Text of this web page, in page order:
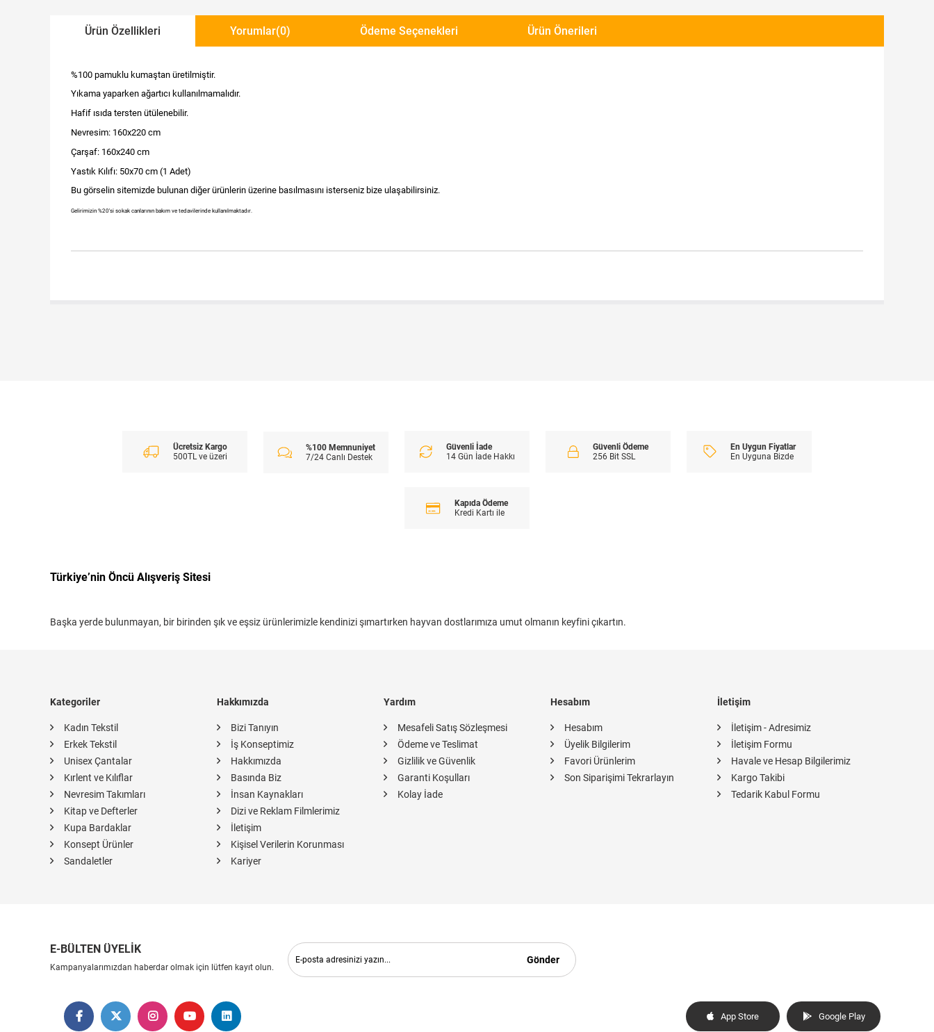
Ürün Özellikleri Yorumlar(0) Ödeme Seçenekleri Ürün Önerileri
%100 pamuklu kumaştan üretilmiştir.
Yıkama yaparken ağartıcı kullanılmamalıdır.
Hafif ısıda tersten ütülenebilir.
Nevresim: 160x220 cm
Çarşaf: 160x240 cm
Yastık Kılıfı: 50x70 cm (1 Adet)
Bu görselin sitemizde bulunan diğer ürünlerin üzerine basılmasını isterseniz bize ulaşabilirsiniz.
Gelirimizin %20'si sokak canlarının bakım ve tedavilerinde kullanılmaktadır.
Ücretsiz Kargo
500TL ve üzeri
%100 Memnuniyet
7/24 Canlı Destek
Güvenli İade
14 Gün İade Hakkı
Güvenli Ödeme
256 Bit SSL
En Uygun Fiyatlar
En Uyguna Bizde
Kapıda Ödeme
Kredi Kartı ile
Türkiye’nin Öncü Alışveriş Sitesi
Başka yerde bulunmayan, bir birinden şık ve eşsiz ürünlerimizle kendinizi şımartırken hayvan dostlarımıza umut olmanın keyfini çıkartın.
Kategoriler
Kadın Tekstil
Erkek Tekstil
Unisex Çantalar
Kırlent ve Kılıflar
Nevresim Takımları
Kitap ve Defterler
Kupa Bardaklar
Konsept Ürünler
Sandaletler
Hakkımızda
Bizi Tanıyın
İş Konseptimiz
Hakkımızda
Basında Biz
İnsan Kaynakları
Dizi ve Reklam Filmlerimiz
İletişim
Kişisel Verilerin Korunması
Kariyer
Yardım
Mesafeli Satış Sözleşmesi
Ödeme ve Teslimat
Gizlilik ve Güvenlik
Garanti Koşulları
Kolay İade
Hesabım
Hesabım
Üyelik Bilgilerim
Favori Ürünlerim
Son Siparişimi Tekrarlayın
İletişim
İletişim - Adresimiz
İletişim Formu
Havale ve Hesap Bilgilerimiz
Kargo Takibi
Tedarik Kabul Formu
E-BÜLTEN ÜYELİK
Kampanyalarımızdan haberdar olmak için lütfen kayıt olun.
Gönder
App Store Google Play